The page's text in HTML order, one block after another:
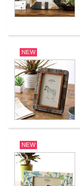
NEW
NEW